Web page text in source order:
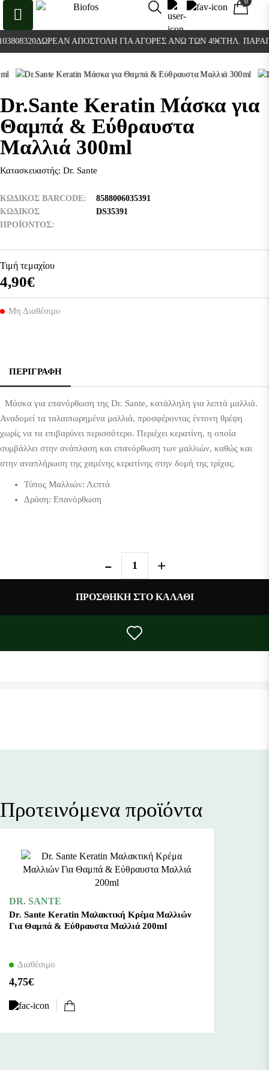
ΔΩΡΕΆΝ ΑΠΟΣΤΟΛΉ ΓΙΑ ΑΓΟΡΈΣ ΆΝΩ ΤΩΝ 49€ΤΗΛ.
Dr.Sante Keratin Μάσκα για
Θαμπά & Εύθραυστα
Μαλλιά 300ml
Κατασκευαστής: Dr. Sante
ΚΩΔΙΚΟΣ BARCODE
8588006035391
ΚΩΔΙΚΌΣ
ΠΡΟΪΌΝΤΟΣ
DS35391
Τιμή τεμαχίου
4,90€
Μη Διαθέσιμο
ΠΕΡΙΓΡΑΦΉ
Μάσκα για επανόρθωση της Dr. Sante, κατάλληλη για λεπτά μαλλιά.
Αναδομεί τα ταλαιπωρημένα μαλλιά, προσφέροντας έντονη θρέψη
χωρίς να τα επιβαρύνει περισσότερο. Περιέχει κερατίνη, η οποία
συμβάλλει στην ανάπλαση και επανόρθωση των μαλλιών, καθώς και
στην αναπλήρωση της χαμένης κερατίνης στην δομή της τρίχας.
Τύπος Μαλλιών: Λεπτά
Δράση: Επανόρθωση
ΠΡΟΣΘΉΚΗ ΣΤΟ ΚΑΛΆΘΙ
Προτεινόμενα προϊόντα
DR. SANTE
Dr. Sante Keratin Μαλακτική Κρέμα Μαλλιών
Για Θαμπά & Εύθραυστα Μαλλιά 200ml
Διαθέσιμο
4,75€